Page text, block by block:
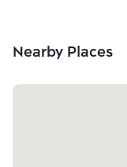
Nearby Places